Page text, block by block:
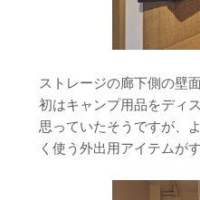
ストレージの廊下側の壁
初はキャンプ用品をディ
思っていたそうですが、
く使う外出用アイテムが